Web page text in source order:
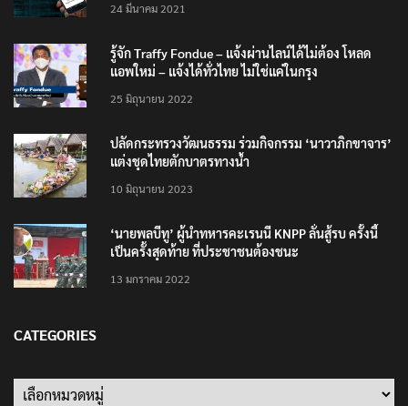
24 มีนาคม 2021
รู้จัก Traffy Fondue – แจ้งผ่านไลน์ได้ไม่ต้อง โหลด
แอพใหม่ – แจ้งได้ทั่วไทย ไม่ใช่แค่ในกรุง
25 มิถุนายน 2022
ปลัดกระทรวงวัฒนธรรม ร่วมกิจกรรม ‘นาวาภิกขาจาร’
แต่งชุดไทยตักบาตรทางน้ำ
10 มิถุนายน 2023
‘นายพลบีทู’ ผู้นำทหารคะเรนนี KNPP ลั่นสู้รบ ครั้งนี้
เป็นครั้งสุดท้าย ที่ประชาชนต้องชนะ
13 มกราคม 2022
CATEGORIES
Categories